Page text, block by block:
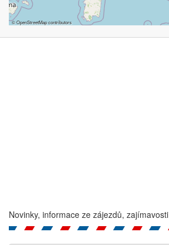
©OpenStreetMapcontributors
Novinky, informace ze zájezdů, zajímavosti